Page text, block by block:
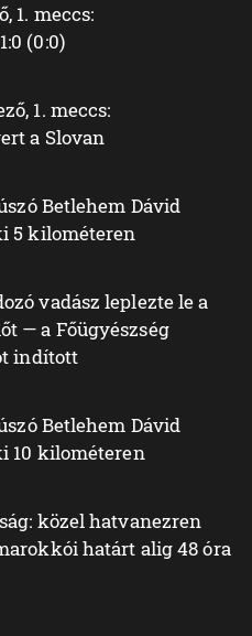
1. meccs:
(0:0)
1. meccs:
a Slovan
Betlehem Dávid
5 kilométeren
vadász leplezte le a
— a Főügyészség
indított
Betlehem Dávid
10 kilométeren
közel hatvanezren
határt alig 48 óra